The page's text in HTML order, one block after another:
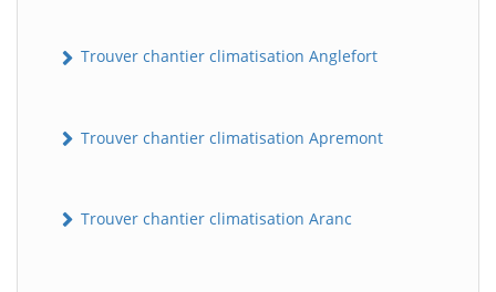
Trouver chantier climatisation Anglefort
Trouver chantier climatisation Apremont
Trouver chantier climatisation Aranc